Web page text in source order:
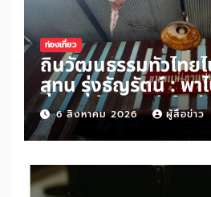
ท่องเที่ยว
ถิ่นวัฒนธรรมทั่วไทย
สุทน รุ่งธัญรัตน์ : พา
ขนมแม่กาแฟพ่อในย่
อำเภออัมพวา จังหวั
6 สิงหาคม 2026 ผู้สื่อข่าว